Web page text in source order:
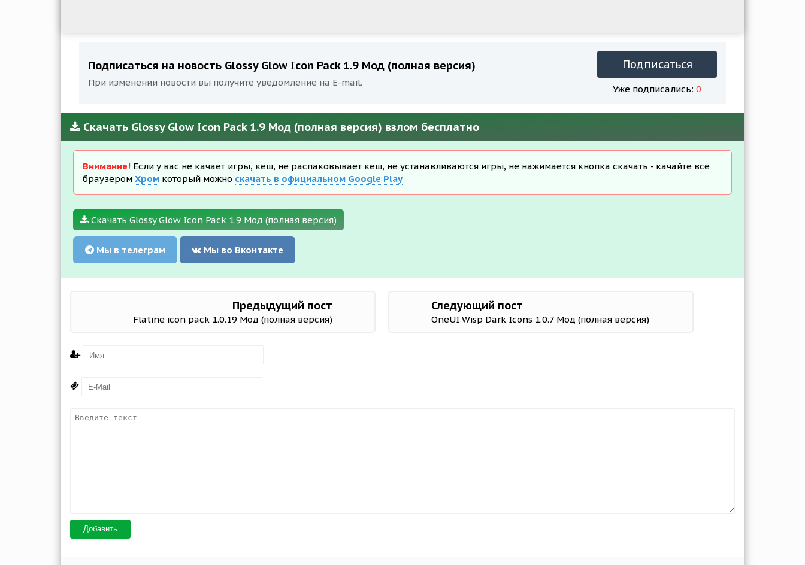
Подписаться на новость Glossy Glow Icon Pack 1.9 Мод (полная версия)
При изменении новости вы получите уведомление на E-mail.
Подписаться
Уже подписались: 0
Скачать Glossy Glow Icon Pack 1.9 Мод (полная версия) взлом бесплатно
Внимание! Если у вас не качает игры, кеш, не распаковывает кеш, не устанавливаются игры, не нажимается кнопка скачать - качайте все
браузером Хром который можно скачать в официальном Google Play
Скачать Glossy Glow Icon Pack 1.9 Мод (полная версия)
Мы в телеграм Мы во Вконтакте
Предыдущий пост
Flatine icon pack 1.0.19 Мод (полная версия)
Следующий пост
OneUI Wisp Dark Icons 1.0.7 Мод (полная версия)
Добавить